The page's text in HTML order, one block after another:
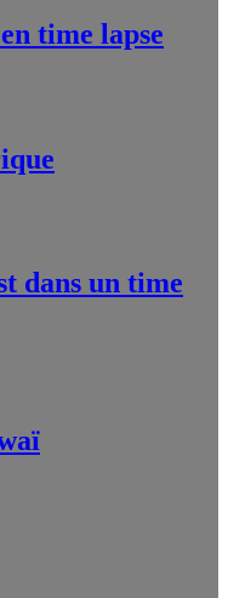
time lapse
dans un time